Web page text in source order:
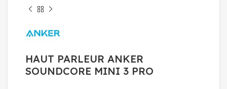
HAUT PARLEUR ANKER
SOUNDCORE MINI 3 PRO